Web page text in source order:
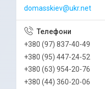
domasskiev@ukr.net
+380 (97) 837-40-49
+380 (95) 447-24-52
+380 (63) 954-20-76
+380 (44) 360-20-06